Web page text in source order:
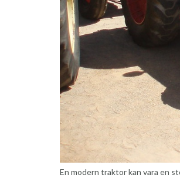
En modern traktor kan vara en